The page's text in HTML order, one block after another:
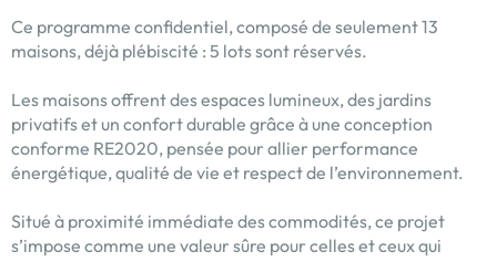
Ce programme confidentiel, composé de seulement 13
maisons, déjà plébiscité : 5 lots sont réservés.
Les maisons offrent des espaces lumineux, des jardins
privatifs et un confort durable grâce à une conception
conforme RE2020, pensée pour allier performance
énergétique, qualité de vie et respect de l’environnement.
Situé à proximité immédiate des commodités, ce projet
s’impose comme une valeur sûre pour celles et ceux qui